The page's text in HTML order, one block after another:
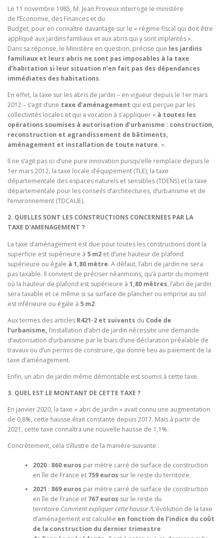
Le 11 novembre 1985, M. Jean Proveux interroge le ministère
de l’Economie, des Finances et du
Budget, pour en connaître davantage sur le « régime fiscal qui doit être
appliqué aux jardins familiaux et aux abris qui y sont implantés ».
Dans sa réponse, le Ministère en question, précise que les jardins
familiaux et leurs abris ne sont pas imposables à la taxe
d’habitation si leur situation n’en fait pas des dépendances
immédiates des habitations.
En effet, la taxe sur les abris de jardin – en vigueur depuis le 1er mars
2012 – s’agit d’une taxe d’aménagement qui est perçue par les
collectivités locales et qui a vocation à s’appliquer « à toutes les
opérations soumises à autorisation d’urbanisme : construction,
reconstruction et agrandissement de bâtiments,
aménagement et installation de toute nature. ».
Il ne s’agit pas ici d’une pure innovation puisqu’elle remplace depuis le
1er mars 2012, la taxe locale d’équipement (TLE), la taxe
départementale des espaces naturels et sensibles (TDENS) et la taxe
départementale pour les conseils d’architectures, d’urbanisme et de
l’environnement (TDCAUE).
2. QUELLES SONT LES CONSTRUCTIONS CONCERNEES PAR LA
TAXE D’AMENAGEMENT ?
La taxe d’aménagement est due pour toutes les constructions dont la
superficie est supérieure à 5 m2 et d’une hauteur de plafond
supérieure ou égale à 1,80 mètre. A défaut, l’abri de jardin ne sera
pas taxable. Il convient de préciser néanmoins, qu’à partir du moment
où la hauteur de plafond est supérieure à 1,80 mètres, l’abri de jardin
sera taxable et ce même si sa surface de plancher ou emprise au sol
est inférieure ou égale à 5 m2.
Aux termes des articles R421-2 et suivants du Code de
l’urbanisme, l’installation d’abri de jardin nécessite une demande
d’autorisation d’urbanisme par le biais d’une déclaration préalable de
travaux ou d’un permis de construire, qui donne lieu au paiement de la
taxe d’aménagement.
Enfin, un abri de jardin même démontable est soumis à cette taxe.
3. QUEL EST LE MONTANT DE CETTE TAXE ?
En janvier 2020, la taxe « abri de jardin » avait connu une augmentation
de 0,8%, cette hausse était constante depuis 2017. Mais à partir de
2021, cette taxe connaîtra une nouvelle hausse de 1,1%.
Concrètement, cela s’illustre de la manière suivante :
2020 : 860 euros par mètre carré de surface de construction
en île de France et 759 euros sur le reste du territoire.
2021 : 869 euros par mètre carré de surface de construction
en île de France et 767 euros sur le reste du
territoire.Comment expliquer cette hausse ?L’évolution de la taxe
d’aménagement est calculée en fonction de l’indice du coût
de la construction du dernier trimestre